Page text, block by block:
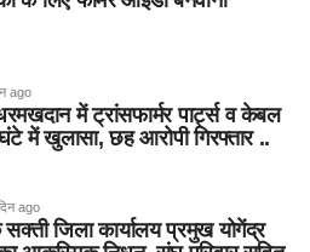
ago
में ट्रांसफार्मर पार्ट्स व केबल
में खुलासा, छह आरोपी गिरफ्तार ..
ago
जिला कार्यालय प्रमुख योगेंद्र